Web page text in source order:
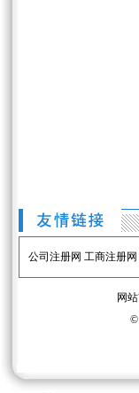
公司注册网 工商注册网
网
©